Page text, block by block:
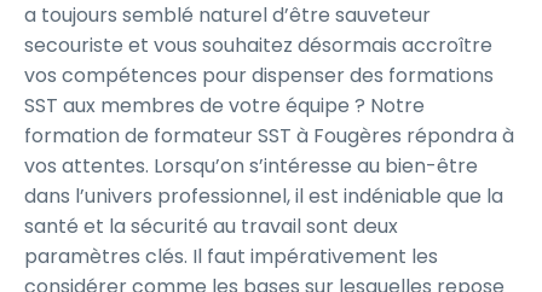
a toujours semblé naturel d’être sauveteur
secouriste et vous souhaitez désormais accroître
vos compétences pour dispenser des formations
SST aux membres de votre équipe ? Notre
formation de formateur SST à Fougères répondra à
vos attentes. Lorsqu’on s’intéresse au bien-être
dans l’univers professionnel, il est indéniable que la
santé et la sécurité au travail sont deux
paramètres clés. Il faut impérativement les